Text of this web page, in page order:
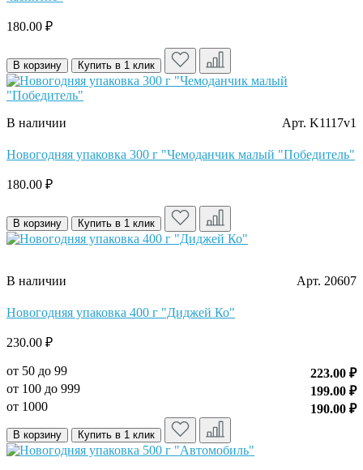
180.00 ₽
В корзину Купить в 1 клик
В наличии Арт. K1117v1
Новогодняя упаковка 300 г "Чемоданчик малый "Победитель"
180.00 ₽
В корзину Купить в 1 клик
В наличии Арт. 20607
Новогодняя упаковка 400 г "Диджей Ко"
230.00 ₽
от 50 до 99
223.00 ₽
от 100 до 999
199.00 ₽
от 1000
190.00 ₽
В корзину Купить в 1 клик